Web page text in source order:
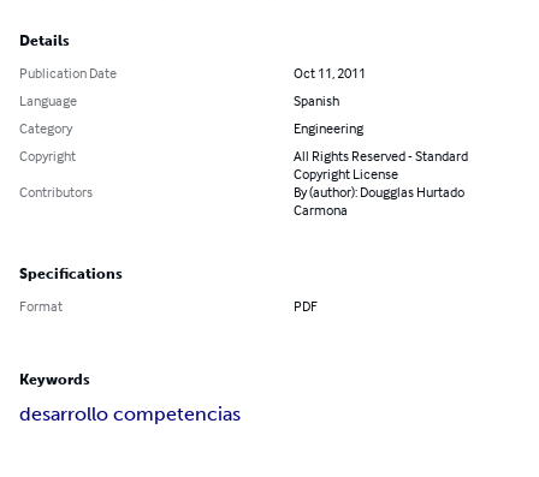
Details
Publication Date
Oct 11, 2011
Language
Spanish
Category
Engineering
Copyright
All Rights Reserved - Standard
Copyright License
Contributors
By (author): Dougglas Hurtado
Carmona
Specifications
Format PDF
Keywords
desarrollo competencias